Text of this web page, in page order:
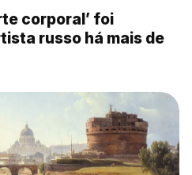
corporal’ foi
russo há mais de